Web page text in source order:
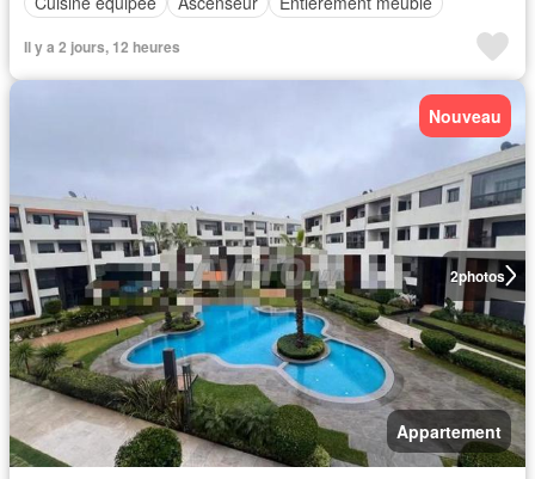
Il y a 2 jours, 12 heures
2photos
Nouveau
Appartement